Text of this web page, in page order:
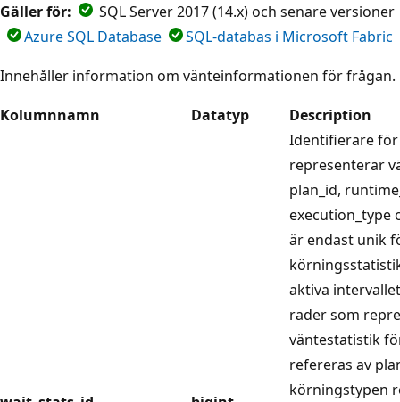
Gäller för:
SQL Server 2017 (14.x) och senare versioner
Azure SQL Database
SQL-databas i Microsoft Fabric
Innehåller information om vänteinformationen för frågan.
Kolumnnamn
Datatyp Description
Identifierare
representerar
plan_id,
execution_type
är endast unik
aktiva
rader som
väntestatistik
refereras av
körningstypen